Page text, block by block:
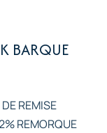
BARQUE
REMISE
REMORQUE